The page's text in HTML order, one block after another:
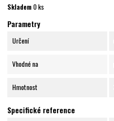
Skladem0 ks
Parametry
Určení
Vhodné na
Hmotnost
Specifické reference